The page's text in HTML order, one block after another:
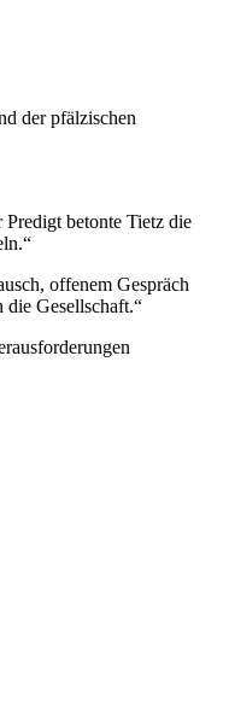
der pfälzischen
betonte Tietz die
offenem Gespräch
Gesellschaft.“